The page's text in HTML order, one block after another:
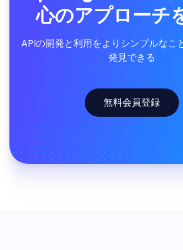
心のアプローチ
APIの開発と利用をよりシンプルなこ
発見できる
無料会員登録